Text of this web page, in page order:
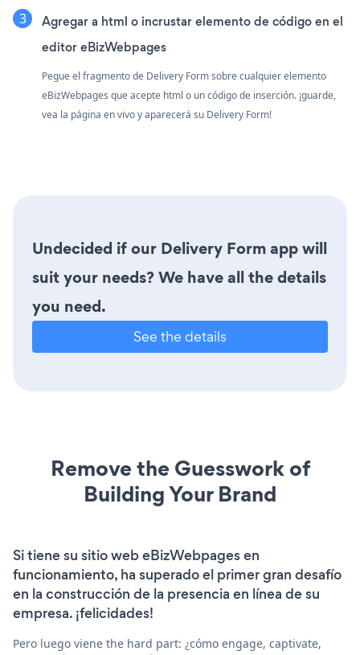
Agregar a html o incrustar elemento de código en el
editor eBizWebpages
Pegue el fragmento de Delivery Form sobre cualquier elemento
eBizWebpages que acepte html o un código de inserción. ¡guarde,
vea la página en vivo y aparecerá su Delivery Form!
Undecided if our Delivery Form app will
suit your needs? We have all the details
you need.
See the details
Remove the Guesswork of
Building Your Brand
Si tiene su sitio web eBizWebpages en
funcionamiento, ha superado el primer gran desafío
en la construcción de la presencia en línea de su
empresa. ¡felicidades!
Pero luego viene the hard part: ¿cómo engage, captivate,